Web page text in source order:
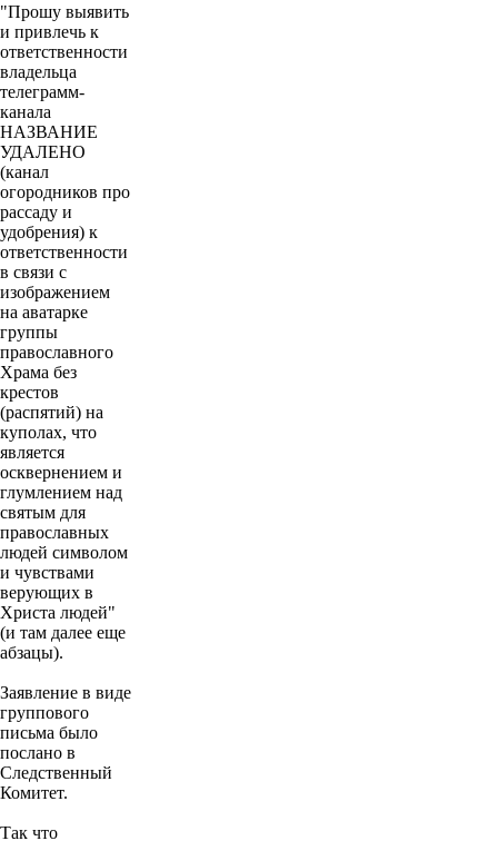
"Прошу выявить
и привлечь к
ответственности
владельца
телеграмм-
канала
НАЗВАНИЕ
УДАЛЕНО
(канал
огородников про
рассаду и
удобрения) к
ответственности
в связи с
изображением
на аватарке
группы
православного
Храма без
крестов
(распятий) на
куполах, что
является
осквернением и
глумлением над
святым для
православных
людей символом
и чувствами
верующих в
Христа людей"
(и там далее еще
абзацы).
Заявление в виде
группового
письма было
послано в
Следственный
Комитет.
Так что